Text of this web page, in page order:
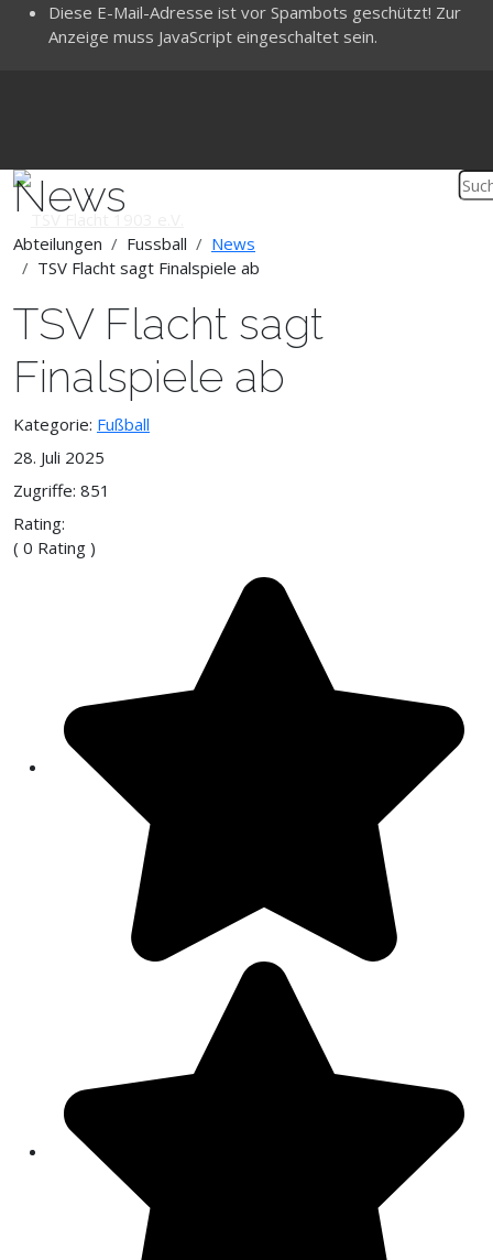
Diese E-Mail-Adresse ist vor Spambots geschützt! Zur
Anzeige muss JavaScript eingeschaltet sein.
News
Abteilungen Fussball
News
TSV Flacht sagt Finalspiele ab
TSV Flacht sagt
Finalspiele ab
Kategorie: Fußball
28. Juli 2025
Zugriffe: 851
Rating:
( 0 Rating )